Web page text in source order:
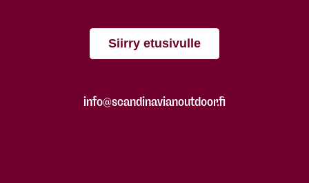
Siirry etusivulle
info@scandinavianoutdoor.fi